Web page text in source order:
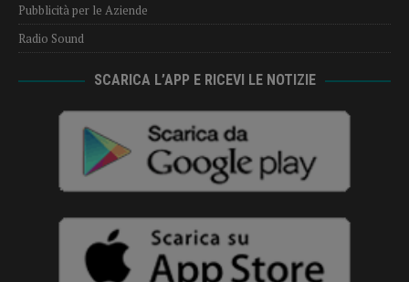
Pubblicità per le Aziende
Radio Sound
SCARICA L’APP E RICEVI LE NOTIZIE